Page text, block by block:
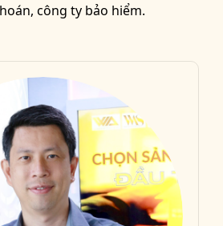
công ty bảo hiểm.